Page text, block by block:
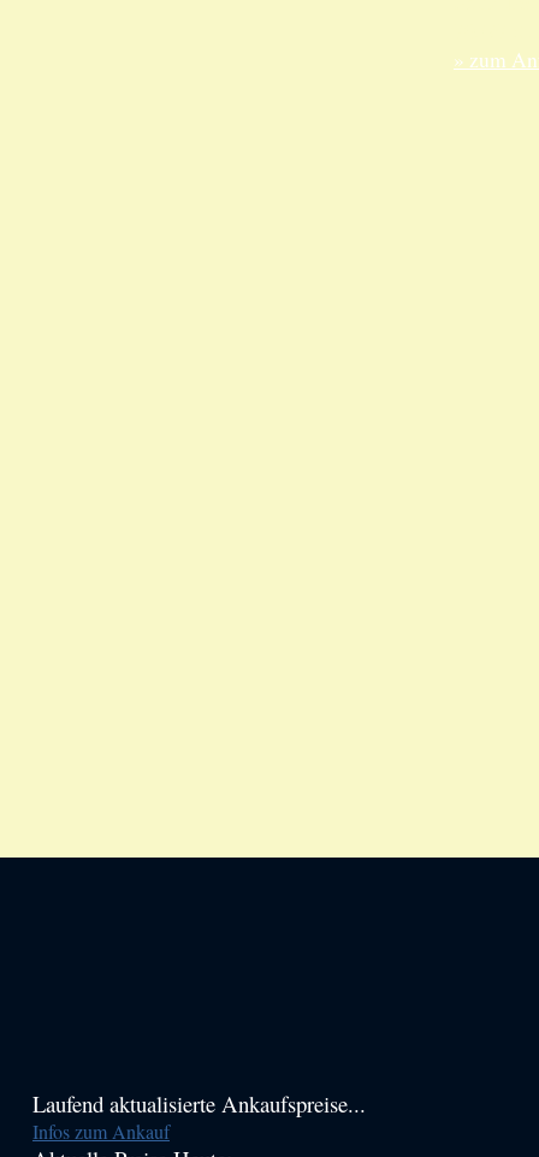
» zum
Haupt-
Sidebar
Laufend aktualisierte Ankaufspreise...
Infos zum Ankauf